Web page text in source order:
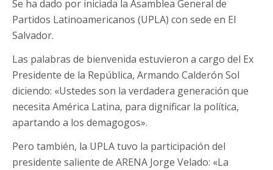
Se ha dado por iniciada la Asamblea General de
Partidos Latinoamericanos (UPLA) con sede en El
Salvador.
Las palabras de bienvenida estuvieron a cargo del Ex
Presidente de la República, Armando Calderón Sol
diciendo: «Ustedes son la verdadera generación que
necesita América Latina, para dignificar la política,
apartando a los demagogos».
Pero también, la UPLA tuvo la participación del
presidente saliente de ARENA Jorge Velado: «La